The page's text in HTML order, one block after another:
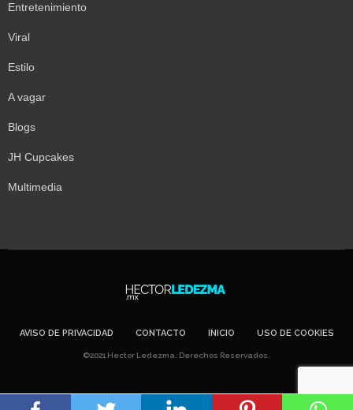
Entretenimiento
Viral
Estilo
A vagar
Blogs
JH Cupcakes
Multimedia
AVISO DE PRIVACIDAD CONTACTO INICIO USO DE COOKIES
©2021 Hector Ledezma. Derechos Reservados.